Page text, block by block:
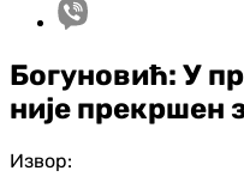
Богуновић: У
није прекршен
Извор: